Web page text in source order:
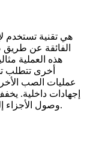
الفائقة عن
هذه العملية
أخرى تتطلب
عمليات الصب
إجهادات داخلية.
وصول الأجزاء إلى إمكاناتها الكاملة من حيث الأداء والموثوقية.